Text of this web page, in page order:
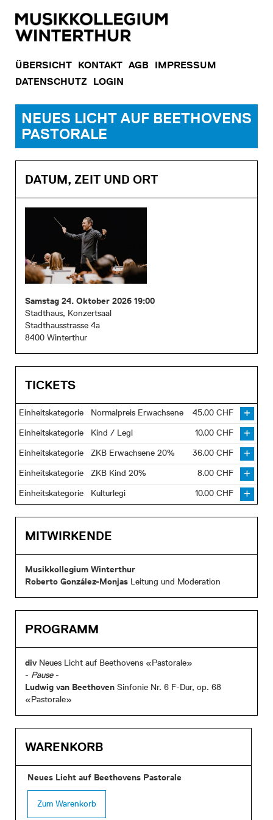
ÜBERSICHT KONTAKT AGB
IMPRESSUM
DATENSCHUTZ LOGIN
NEUES LICHT AUF BEETHOVENS
PASTORALE
DATUM, ZEIT UND ORT
Samstag 24. Oktober 2026 19:00
Stadthaus, Konzertsaal
Stadthausstrasse 4a
8400 Winterthur
PROGRAMM
div Neues Licht auf Beethovens «Pastorale»
- Pause-
Ludwig van Beethoven Sinfonie Nr. 6 F-Dur, op. 68
«Pastorale»
MITWIRKENDE
Musikkollegium Winterthur
Roberto González-Monjas Leitung und Moderation
Einheitskategorie Normalpreis Erwachsene
45.00 CHF
Einheitskategorie
Kind / Legi
10.00 CHF
Einheitskategorie
ZKB Erwachsene 20%
36.00 CHF
Einheitskategorie
ZKB Kind 20%
8.00 CHF
Einheitskategorie
Kulturlegi 10.00 CHF
WARENKORB
Neues Licht auf Beethovens Pastorale
Zum Warenkorb